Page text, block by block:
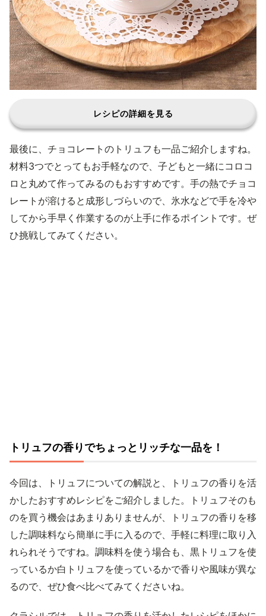
レシピの詳細を見る
最後に、チョコレートのトリュフも一品ご紹介しますね。
材料3つでとってもお手軽なので、子どもと一緒にコロコ
ロと丸めて作ってみるのもおすすめです。手の熱でチョコ
レートが溶けると成形しづらいので、氷水などで手を冷や
してから手早く作業するのが上手に作るポイントです。ぜ
ひ挑戦してみてください。
トリュフの香りでちょっとリッチな一品を！
今回は、トリュフについての解説と、トリュフの香りを活
かしたおすすめレシピをご紹介しました。トリュフそのも
のを買う機会はあまりありませんが、トリュフの香りを移
した調味料なら簡単に手に入るので、手軽に料理に取り入
れられそうですね。調味料を使う場合も、黒トリュフを使
っているか白トリュフを使っているかで香りや風味が異な
るので、ぜひ食べ比べてみてくださいね。